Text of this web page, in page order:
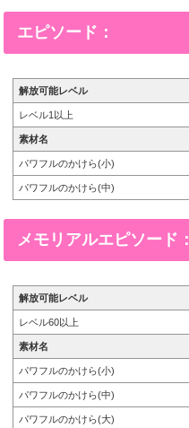
エピソード：
解放可能レベル
レベル1以上
素材名
パワフルのかけら(小)
パワフルのかけら(中)
メモリアルエピソード：
解放可能レベル
レベル60以上
素材名
パワフルのかけら(小)
パワフルのかけら(中)
パワフルのかけら(大)